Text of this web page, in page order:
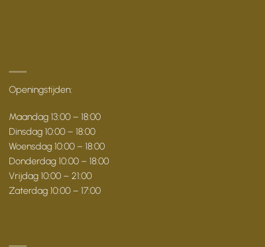
Openingstijden:
Maandag 13:00 – 18:00
Dinsdag 10:00 – 18:00
Woensdag 10:00 – 18:00
Donderdag 10:00 – 18:00
Vrijdag 10:00 – 21:00
Zaterdag 10:00 – 17:00